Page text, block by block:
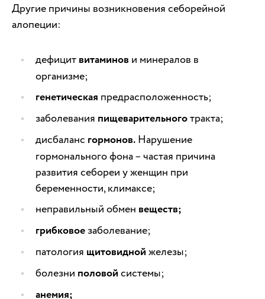
Другие причины возникновения себорейной
алопеции:
дефицит витаминов и минералов в
организме;
генетическая предрасположенность;
заболевания пищеварительноготракта;
дисбаланс гормонов. Нарушение
гормонального фона – частая причина
развития себореи у женщин при
беременности, климаксе;
неправильный обмен веществ;
грибковоезаболевание;
патология щитовидной железы;
болезни половой системы;
анемия;